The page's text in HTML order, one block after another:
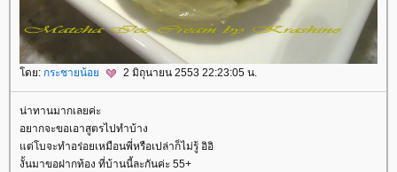
ดย: กระชายน้อ 2 มิถุนายน 2553 22:23:05 น.
น่าทานมากเลยค่ะ
อยากจะขอเอาสูตรไปทำบ้าง
ต่โบจะทำอร่อยเหมือนพี่หรือเปล่าก็ไม่รู้ อิอิ
งั้นมาขอฝากท้อง ที่บ้านนี้ละกันค่ะ 55+